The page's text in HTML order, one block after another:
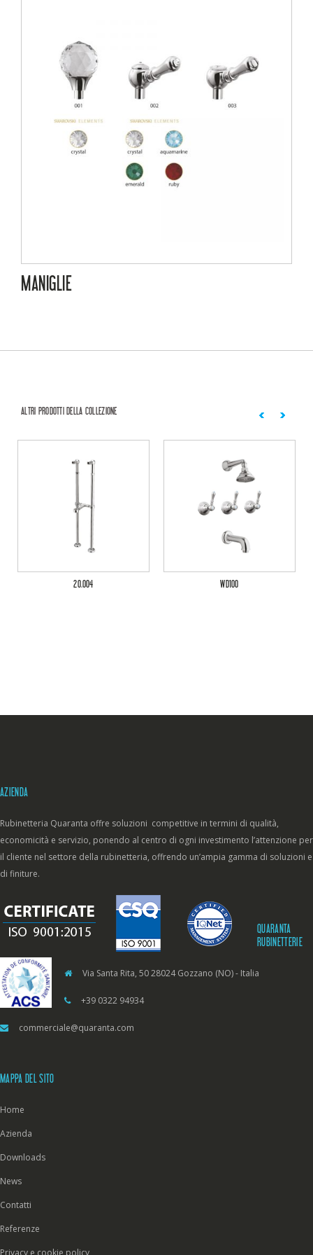
MANIGLIE
ALTRI PRODOTTI DELLA COLLEZIONE
20.004 WD100
AZIENDA
Rubinetteria Quaranta offre soluzioni competitive in termini di qualità,
economicità e servizio, ponendo al centro di ogni investimento l’attenzione per
il cliente nel settore della rubinetteria, offrendo un’ampia gamma di soluzioni e
di finiture.
QUARANTA
RUBINETTERIE
Via Santa Rita, 50 28024 Gozzano (NO) - Italia
+39 0322 94934
commerciale@quaranta.com
MAPPA DEL SITO
Home
Azienda
Downloads
News
Contatti
Referenze
Privacy e cookie policy